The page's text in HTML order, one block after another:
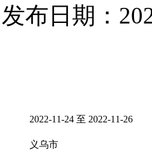
发布日期：
2022-11-24 至 2022-11-26
义乌市